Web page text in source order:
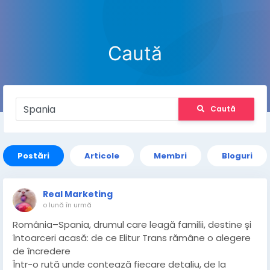
Caută
Caută
Postări Articole Membri Bloguri
Real Marketing
o lună în urmă
România–Spania, drumul care leagă familii, destine și
întoarceri acasă: de ce Elitur Trans rămâne o alegere
de încredere
Într-o rută unde contează fiecare detaliu, de la